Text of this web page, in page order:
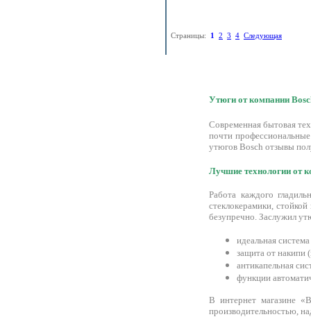
Страницы: 1 2 3 4 Следующая
Утюги от компании
Современная бытовая
почти
утюгов Bosch отзывы
Лучшие технологии от
Работа каждого
стеклокерамики,
безупречно. Заслужил
идеальная
защита от накипи
антикапельная
функции
В интернет магазине
производительностью,